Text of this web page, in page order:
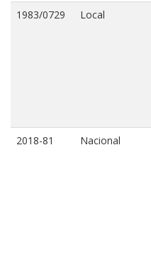
1983/0729 Local
2018-81 Nacional